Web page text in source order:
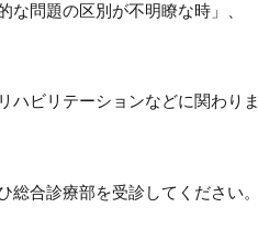
問題の区別が不明瞭な時」、
ハビリテーションなどに関わりま
合診療部を受診してください。